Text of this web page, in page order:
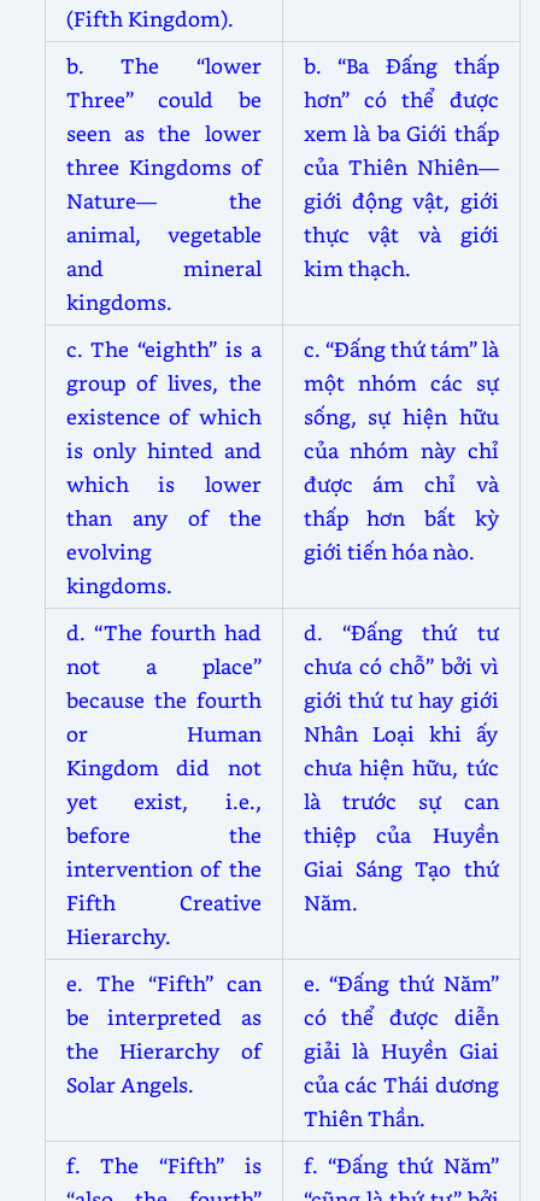
(Fifth Kingdom).
b. The “lower
Three” could be
seen as the lower
three Kingdoms of
Nature— the
animal, vegetable
and mineral
kingdoms.
b. “Ba Đấng thấp
hơn” có thể được
xem là ba Giới thấp
của Thiên Nhiên—
giới động vật, giới
thực vật và giới
kim thạch.
c. The “eighth” is a
group of lives, the
existence of which
is only hinted and
which is lower
than any of the
evolving
kingdoms.
c. “Đấng thứ tám” là
một nhóm các sự
sống, sự hiện hữu
của nhóm này chỉ
được ám chỉ và
thấp hơn bất kỳ
giới tiến hóa nào.
d. “The fourth had
not a place”
because the fourth
or Human
Kingdom did not
yet exist, i.e.,
before the
intervention of the
Fifth Creative
Hierarchy.
d. “Đấng thứ tư
chưa có chỗ” bởi vì
giới thứ tư hay giới
Nhân Loại khi ấy
chưa hiện hữu, tức
là trước sự can
thiệp của Huyền
Giai Sáng Tạo thứ
Năm.
e. The “Fifth” can
be interpreted as
the Hierarchy of
Solar Angels.
e. “Đấng thứ Năm”
có thể được diễn
giải là Huyền Giai
của các Thái dương
Thiên Thần.
f. The “Fifth” is
f. “Đấng thứ Năm”